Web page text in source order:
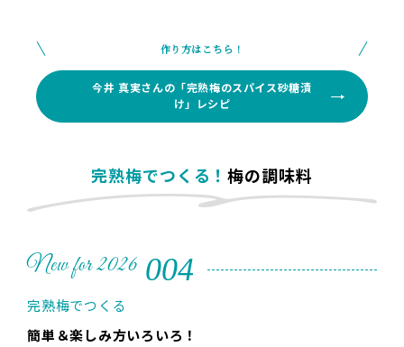
作り方はこちら！
今井 真実さんの「完熟梅のスパイス砂糖漬
け」レシピ
完熟梅でつくる！梅の調味料
New for 2026 004
完熟梅でつくる
簡単＆楽しみ方いろいろ！